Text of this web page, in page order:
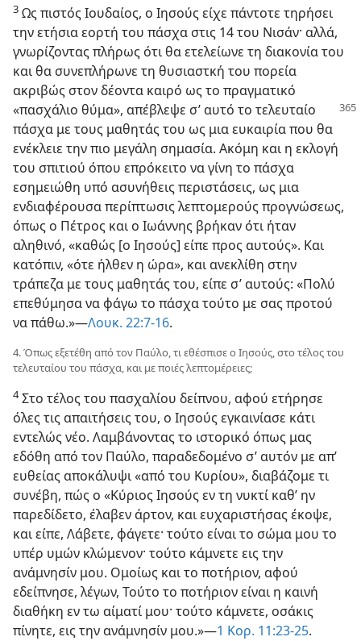
3 Ως πιστός Ιουδαίος, ο Ιησούς είχε πάντοτε τηρήσει
την ετήσια εορτή του πάσχα στις 14 του Νισάν· αλλά,
γνωρίζοντας πλήρως ότι θα ετελείωνε τη διακονία του
και θα συνεπλήρωνε τη θυσιαστκή του πορεία
ακριβώς στον δέοντα καιρό ως το πραγματικό
«πασχάλιο θύμα», απέβλεψε σ’ αυτό το τελευταίο
πάσχα με τους μαθητάς του ως μια ευκαιρία που θα
ενέκλειε την πιο μεγάλη σημασία. Ακόμη και η εκλογή
του σπιτιού όπου επρόκειτο να γίνη το πάσχα
εσημειώθη υπό ασυνήθεις περιστάσεις, ως μια
ενδιαφέρουσα περίπτωσις λεπτομερούς προγνώσεως,
όπως ο Πέτρος και ο Ιωάννης βρήκαν ότι ήταν
αληθινό, «καθώς [ο Ιησούς] είπε προς αυτούς». Και
κατόπιν, «ότε ήλθεν η ώρα», και ανεκλίθη στην
τράπεζα με τους μαθητάς του, είπε σ’ αυτούς: «Πολύ
επεθύμησα να φάγω το πάσχα τούτο με σας προτού
να πάθω.»—Λουκ. 22:7-16.
4. Όπως εξετέθη από τον Παύλο, τι εθέσπισε ο Ιησούς, στο τέλος του
τελευταίου του πάσχα, και με ποιές λεπτομέρειες;
4Στο τέλος του πασχαλίου δείπνου, αφού ετήρησε
όλες τις απαιτήσεις του, ο Ιησούς εγκαινίασε κάτι
εντελώς νέο. Λαμβάνοντας το ιστορικό όπως μας
εδόθη από τον Παύλο, παραδεδομένο σ’ αυτόν με απ’
ευθείας αποκάλυψι «από του Κυρίου», διαβάζομε τι
συνέβη, πώς ο «Κύριος Ιησούς εν τη νυκτί καθ’ ην
παρεδίδετο, έλαβεν άρτον, και ευχαριστήσας έκοψε,
και είπε, Λάβετε, φάγετε· τούτο είναι το σώμα μου το
υπέρ υμών κλώμενον· τούτο κάμνετε εις την
ανάμνησίν μου. Ομοίως και το ποτήριον, αφού
εδείπνησε, λέγων, Τούτο το ποτήριον είναι η καινή
διαθήκη εν τω αίματί μου· τούτο κάμνετε, οσάκις
πίνητε, εις την ανάμνησίν μου.»—1 Κορ. 11:23-25.